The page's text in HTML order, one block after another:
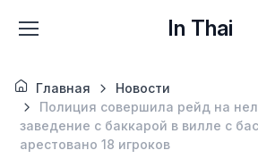
In Thai
Главная
Новости
Полиция совершила рейд на
заведение с баккарой в вилле с
арестовано 18 игроков